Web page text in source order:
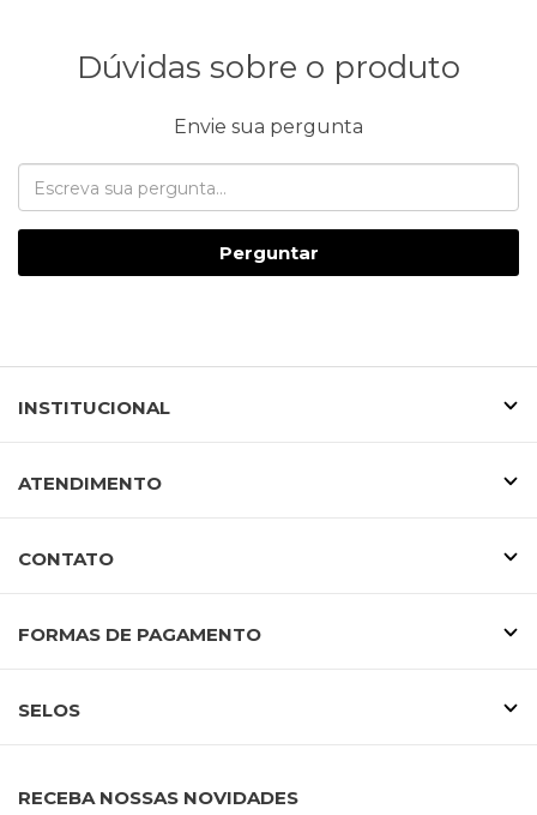
Dúvidas sobre o produto
Envie sua pergunta
Perguntar
INSTITUCIONAL
ATENDIMENTO
CONTATO
FORMAS DE PAGAMENTO
SELOS
RECEBA NOSSAS NOVIDADES